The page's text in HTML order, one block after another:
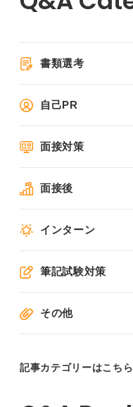
書類選考
自己PR
面接対策
面接後
インターン
筆記試験対策
その他
記事カテゴリーはこちら